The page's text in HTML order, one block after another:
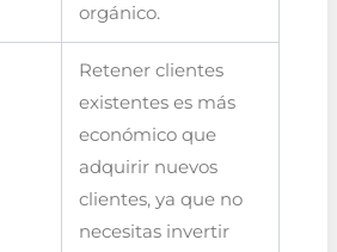
orgánico.
Retener clientes
existentes es más
económico que
adquirir nuevos
clientes, ya que no
necesitas invertir